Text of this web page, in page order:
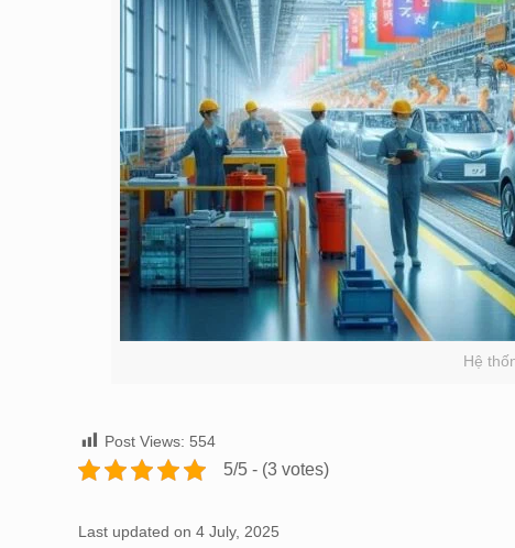
Hệ
Post Views: 554
5/5 - (3 votes)
Last updated on 4 July, 2025